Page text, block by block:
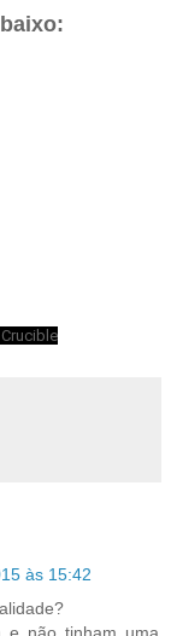
às 15:42